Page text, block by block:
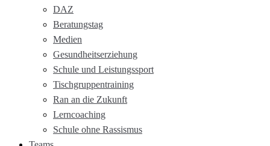
DAZ
Beratungstag
Medien
Gesundheitserziehung
Schule und Leistungssport
Tischgruppentraining
Ran an die Zukunft
Lerncoaching
Schule ohne Rassismus